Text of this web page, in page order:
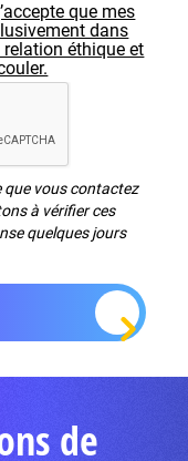
que mes
dans
éthique et
que vous contactez
à vérifier ces
quelques jours
de